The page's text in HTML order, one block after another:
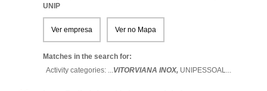
UNIP
Ver empresa Ver no Mapa
Matches in the search for:
Activity categories: ...VITORVIANA INOX, UNIPESSOAL...